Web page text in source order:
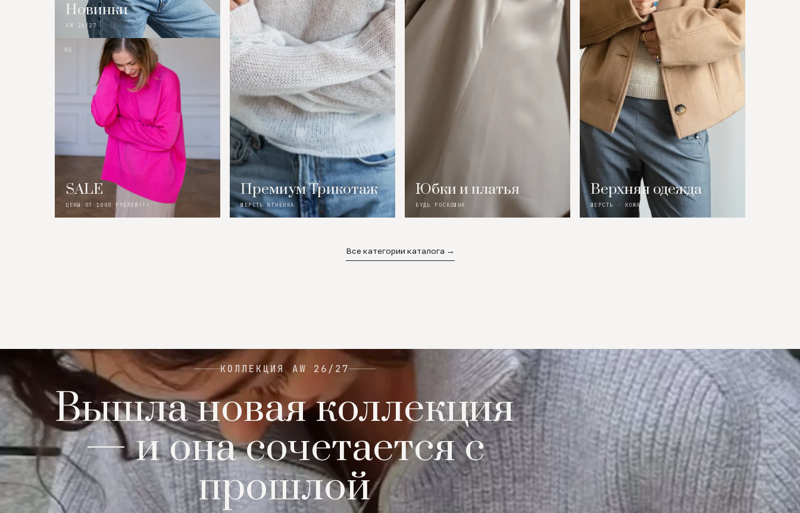
Новинки
AW 26/27
05
SALE
ЦЕНЫ ОТ 1000 РУБЛЕЙ!!!
Премиум Трикотаж
ШЕРСТЬ ЯГНЕНКА
Юбки и платья
БУДЬ РОСКОШНА
Верхняя одежда
ШЕРСТЬ · КОЖА
Все категории каталога →
КОЛЛЕКЦИЯ AW 26/27
Вышла новая коллекция
— и она сочетается с
прошлой